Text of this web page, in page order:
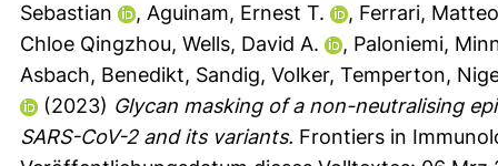
Sebastian
, Aguinam, Ernest T. , Ferrari, Matteo
Chloe Qingzhou, Wells, David A. , Paloniemi,
Asbach, Benedikt, Sandig, Volker, Temperton,
(2023) Glycan masking of a non-neutralising
SARS-CoV-2 and its variants. Frontiers in